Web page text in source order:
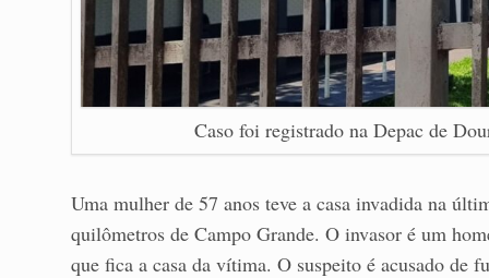
Caso foi registrado na Depac de
Uma mulher de 57 anos teve a casa invadida na
quilômetros de Campo Grande. O invasor é um
que fica a casa da vítima. O suspeito é acusado de